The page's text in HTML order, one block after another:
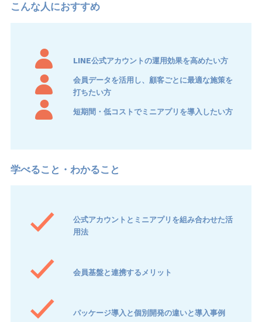
LINE公式アカウントの運用効果を高めたい方
会員データを活用し、顧客ごとに最適な施策を
打ちたい方
短期間・低コストでミニアプリを導入したい方
公式アカウントとミニアプリを組み合わせた活
用法
会員基盤と連携するメリット
パッケージ導入と個別開発の違いと導入事例